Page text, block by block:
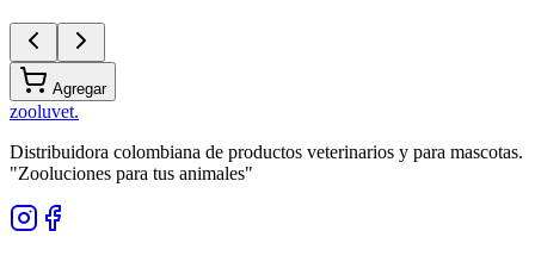
Agregar
zooluvet.
Distribuidora colombiana de productos veterinarios y para mascotas.
"Zooluciones para tus animales"